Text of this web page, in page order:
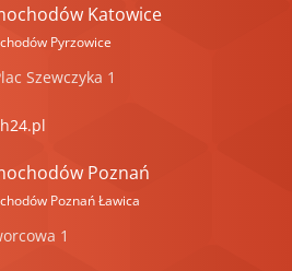
Katowice
Pyrzowice
Szewczyka 1
Poznań
Poznań Ławica
1